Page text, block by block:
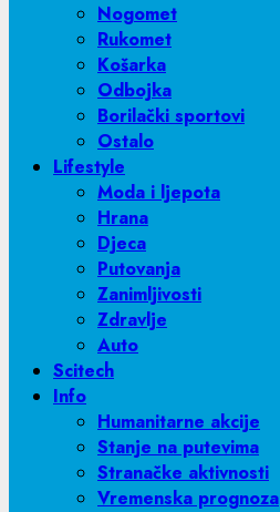
Nogomet
Rukomet
Košarka
Odbojka
Borilački sportovi
Ostalo
Lifestyle
Moda i ljepota
Hrana
Djeca
Putovanja
Zanimljivosti
Zdravlje
Auto
Scitech
Info
Humanitarne akcije
Stanje na putevima
Stranačke aktivnosti
Vremenska prognoza